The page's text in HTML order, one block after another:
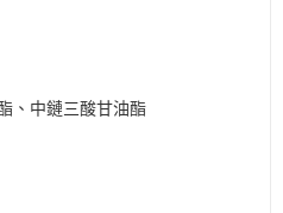
、中鏈三酸甘油酯